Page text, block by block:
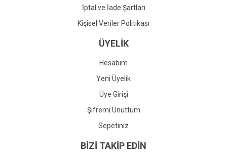
İptal ve İade Şartları
Kişisel Veriler Politikası
ÜYELİK
Hesabım
Yeni Üyelik
Üye Girişi
Şifremi Unuttum
Sepetiniz
BİZİ TAKİP EDİN